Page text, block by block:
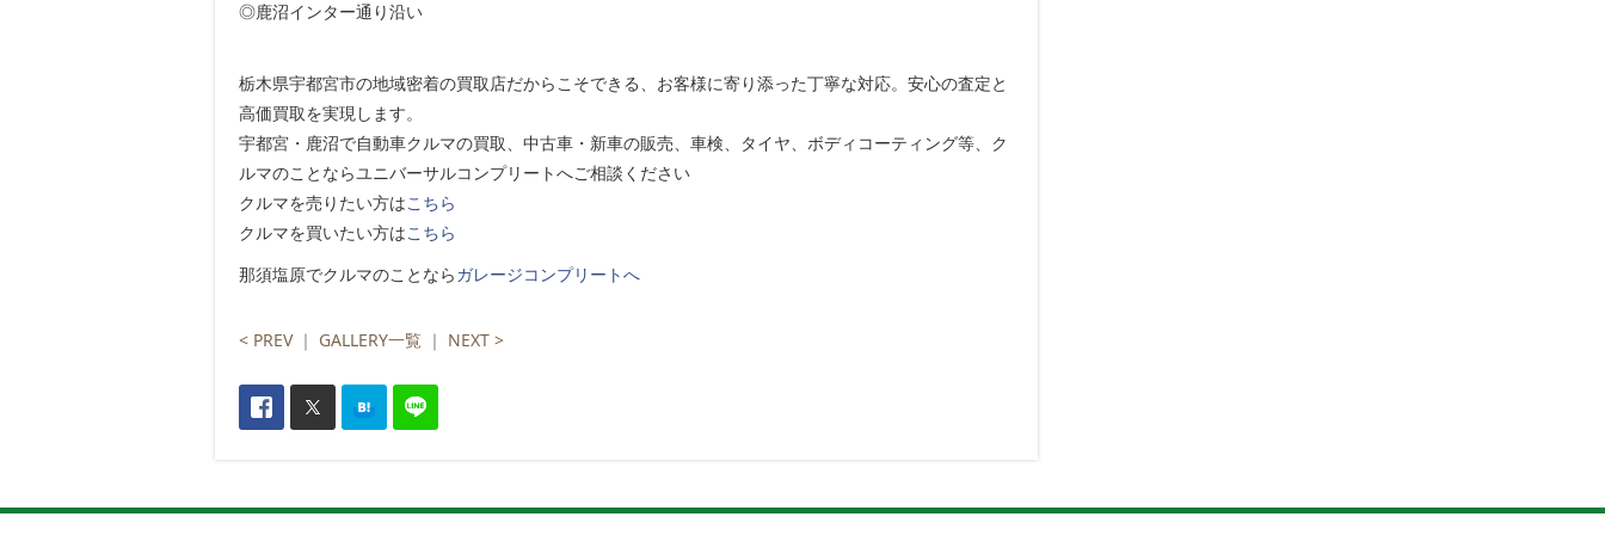
◎鹿沼インター通り沿い
栃木県宇都宮市の地域密着の買取店だからこそできる、お客様に寄り添った丁寧な対応。安心の査定と
高価買取を実現します。
宇都宮・鹿沼で自動車クルマの買取、中古車・新車の販売、車検、タイヤ、ボディコーティング等、ク
ルマのことならユニバーサルコンプリートへご相談ください
クルマを売りたい方はこちら
クルマを買いたい方はこちら
那須塩原でクルマのことならガレージコンプリートへ
< PREV｜ GALLERY一覧 ｜ NEXT >